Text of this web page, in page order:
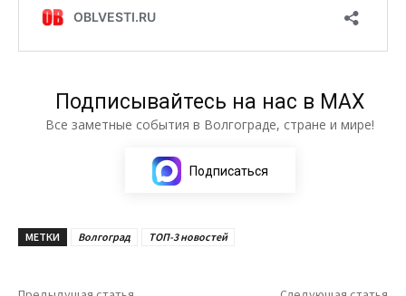
Подписывайтесь на нас в МАХ
Все заметные события в Волгограде, стране и мире!
Подписаться
МЕТКИ Волгоград ТОП-3 новостей